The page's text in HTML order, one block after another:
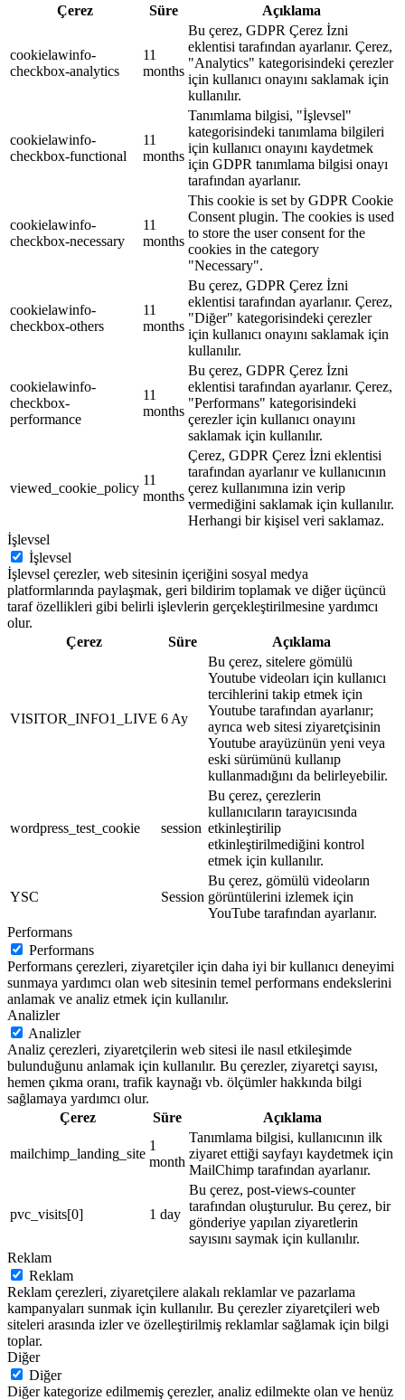
Çerez
Süre Açıklama
cookielawinfo-
checkbox-analytics
11
months
Bu çerez, GDPR Çerez İzni
eklentisi tarafından ayarlanır. Çerez,
"Analytics" kategorisindeki çerezler
için kullanıcı onayını saklamak için
kullanılır.
cookielawinfo-
checkbox-functional
11
months
Tanımlama bilgisi, "İşlevsel"
kategorisindeki tanımlama bilgileri
için kullanıcı onayını kaydetmek
için GDPR tanımlama bilgisi onayı
tarafından ayarlanır.
cookielawinfo-
checkbox-necessary
11
months
This cookie is set by GDPR Cookie
Consent plugin. The cookies is used
to store the user consent for the
cookies in the category
"Necessary".
cookielawinfo-
checkbox-others
11
months
Bu çerez, GDPR Çerez İzni
eklentisi tarafından ayarlanır. Çerez,
"Diğer" kategorisindeki çerezler
için kullanıcı onayını saklamak için
kullanılır.
cookielawinfo-
checkbox-
performance
11
months
Bu çerez, GDPR Çerez İzni
eklentisi tarafından ayarlanır. Çerez,
"Performans" kategorisindeki
çerezler için kullanıcı onayını
saklamak için kullanılır.
viewed_cookie_policy
11
months
Çerez, GDPR Çerez İzni eklentisi
tarafından ayarlanır ve kullanıcının
çerez kullanımına izin verip
vermediğini saklamak için kullanılır.
Herhangi bir kişisel veri saklamaz.
İşlevsel
İşlevsel
İşlevsel çerezler, web sitesinin içeriğini sosyal medya
platformlarında paylaşmak, geri bildirim toplamak ve diğer üçüncü
taraf özellikleri gibi belirli işlevlerin gerçekleştirilmesine yardımcı
olur.
Çerez
Süre Açıklama
VISITOR_INFO1_LIVE 6 Ay
Bu çerez, sitelere gömülü
Youtube videoları için kullanıcı
tercihlerini takip etmek için
Youtube tarafından ayarlanır;
ayrıca web sitesi ziyaretçisinin
Youtube arayüzünün yeni veya
eski sürümünü kullanıp
kullanmadığını da belirleyebilir.
wordpress_test_cookie session
Bu çerez, çerezlerin
kullanıcıların tarayıcısında
etkinleştirilip
etkinleştirilmediğini kontrol
etmek için kullanılır.
YSC Session
Bu çerez, gömülü videoların
görüntülerini izlemek için
YouTube tarafından ayarlanır.
Performans
Performans
Performans çerezleri, ziyaretçiler için daha iyi bir kullanıcı deneyimi
sunmaya yardımcı olan web sitesinin temel performans endekslerini
anlamak ve analiz etmek için kullanılır.
Analizler
Analizler
Analiz çerezleri, ziyaretçilerin web sitesi ile nasıl etkileşimde
bulunduğunu anlamak için kullanılır. Bu çerezler, ziyaretçi sayısı,
hemen çıkma oranı, trafik kaynağı vb. ölçümler hakkında bilgi
sağlamaya yardımcı olur.
Çerez
Süre Açıklama
mailchimp_landing_site
1
month
Tanımlama bilgisi, kullanıcının ilk
ziyaret ettiği sayfayı kaydetmek için
MailChimp tarafından ayarlanır.
pvc_visits[0] 1 day
Bu çerez, post-views-counter
tarafından oluşturulur. Bu çerez, bir
gönderiye yapılan ziyaretlerin
sayısını saymak için kullanılır.
Reklam
Reklam
Reklam çerezleri, ziyaretçilere alakalı reklamlar ve pazarlama
kampanyaları sunmak için kullanılır. Bu çerezler ziyaretçileri web
siteleri arasında izler ve özelleştirilmiş reklamlar sağlamak için bilgi
toplar.
Diğer
Diğer
Diğer kategorize edilmemiş çerezler, analiz edilmekte olan ve henüz